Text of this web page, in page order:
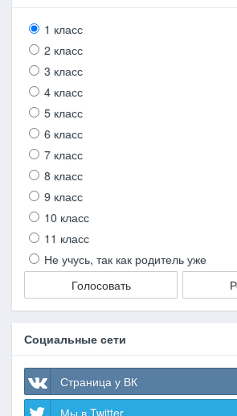
1 класс
2 класс
3 класс
4 класс
5 класс
6 класс
7 класс
8 класс
9 класс
10 класс
11 класс
Не учусь, так как родитель уже
Голосовать
Социальные сети
Страница у ВК
Мы в Twitter